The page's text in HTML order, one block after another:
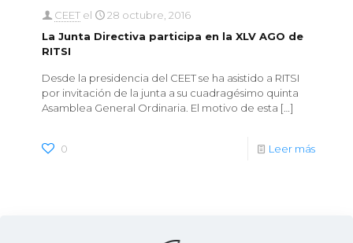
CEET el
28 octubre, 2016
La Junta Directiva participa en la XLV AGO de
RITSI
Desde la presidencia del CEET se ha asistido a RITSI
por invitación de la junta a su cuadragésimo quinta
Asamblea General Ordinaria. El motivo de esta […]
0 Leer más